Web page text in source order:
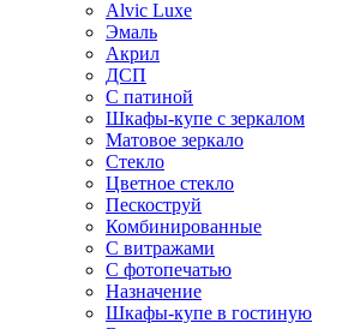
Alvic Luxe
Эмаль
Акрил
ДСП
С патиной
Шкафы-купе с зеркалом
Матовое зеркало
Стекло
Цветное стекло
Пескоструй
Комбинированные
С витражами
С фотопечатью
Назначение
Шкафы-купе в гостиную